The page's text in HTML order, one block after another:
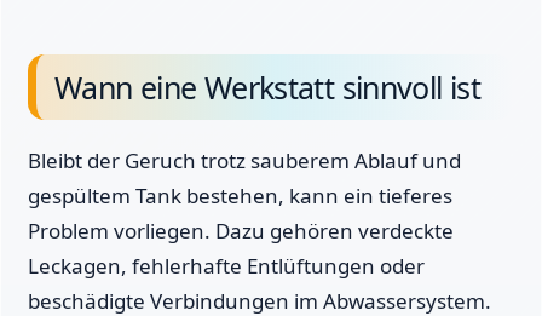
Wann eine Werkstatt sinnvoll ist
Bleibt der Geruch trotz sauberem Ablauf und
gespültem Tank bestehen, kann ein tieferes
Problem vorliegen. Dazu gehören verdeckte
Leckagen, fehlerhafte Entlüftungen oder
beschädigte Verbindungen im Abwassersystem.